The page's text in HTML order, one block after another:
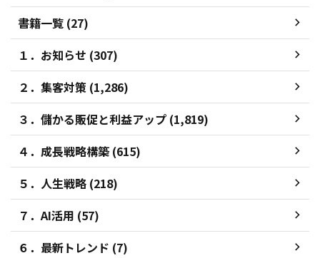
書籍一覧 (27)
１．お知らせ (307)
２．集客対策 (1,286)
３．儲かる販促と利益アップ (1,819)
４．成長戦略構築 (615)
５．人生戦略 (218)
７．AI活用 (57)
６．最新トレンド (7)